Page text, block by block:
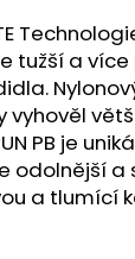
tužší a
vyhověl
PB je
odolnější
a tlumící
HLEDAT